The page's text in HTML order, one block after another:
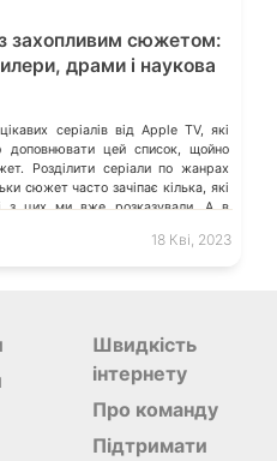
захопливим сюжетом:
драми і наукова
серіалів від Apple TV, які
цей список, щойно
Розділити серіали по жанрах
сюжет часто зачіпає кілька, які
з цих ми вже розказували. А в
які вразили Вас, і […]
18 Кві, 2023
Швидкість
інтернету
Про команду
Підтримати